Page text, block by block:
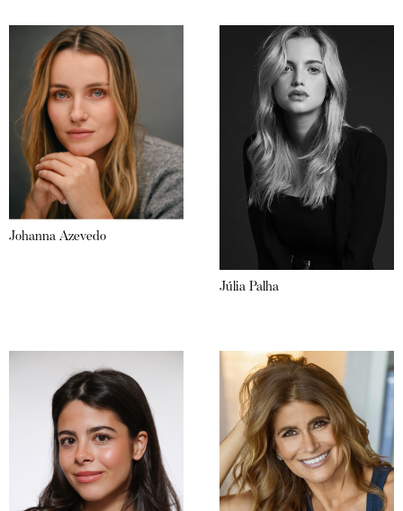
Johanna Azevedo
Júlia Palha